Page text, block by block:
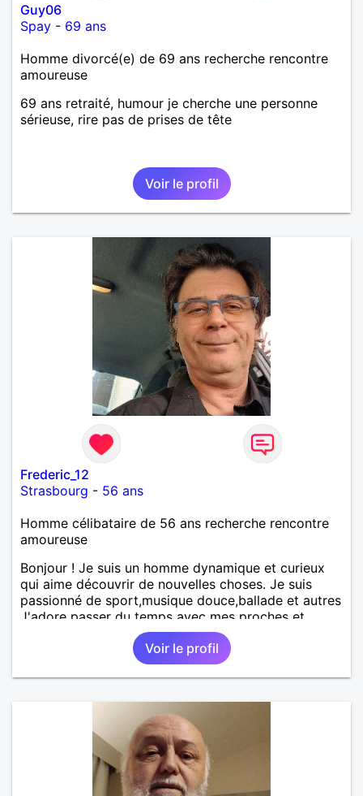
Guy06
Spay - 69 ans
Homme divorcé(e) de 69 ans recherche rencontre
amoureuse
69 ans retraité, humour je cherche une personne
sérieuse, rire pas de prises de tête
Voir le profil
Frederic_12
Strasbourg - 56 ans
Homme célibataire de 56 ans recherche rencontre
amoureuse
Bonjour ! Je suis un homme dynamique et curieux
qui aime découvrir de nouvelles choses. Je suis
passionné de sport,musique douce,ballade et autres
J'adore passer du temps avec mes proches et
partager des moments inoubliables.
Voir le profil